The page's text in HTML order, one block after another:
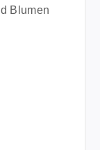
Blumen